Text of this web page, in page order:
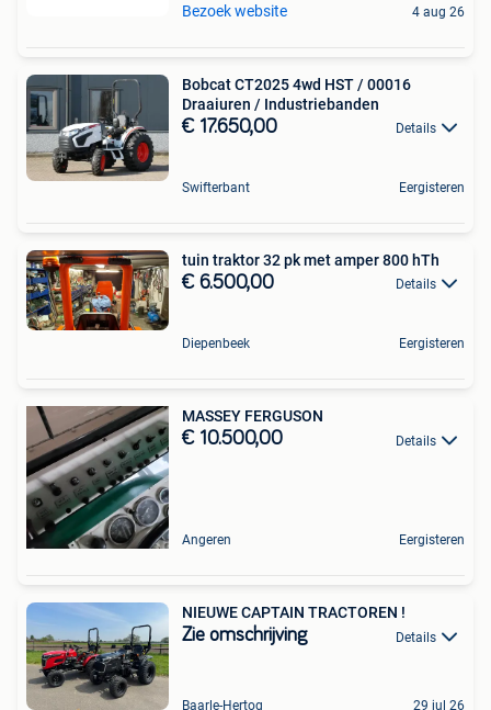
Bezoek website 4 aug 26
Bobcat CT2025 4wd HST / 00016
Draaiuren / Industriebanden
€ 17.650,00 Details
Swifterbant Eergisteren
tuin traktor 32 pk met amper 800 hTh
€ 6.500,00 Details
Diepenbeek Eergisteren
MASSEY FERGUSON
€ 10.500,00 Details
Angeren Eergisteren
NIEUWE CAPTAIN TRACTOREN !
Zie omschrijving Details
Baarle-Hertog 29 jul 26